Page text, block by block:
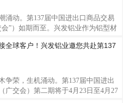
（图为14#厂房送模平台送模口区域
文化的起源与示范物理防线的诞生为
域的意外坠落风险，14#厂房率先在
出要求：机台员工每日检查铁链完好
运作业后必须挂回铁链，形成
涌动。第137届中国进出口商品交易
”）如期而至。兴发铝业作为铝型材
门窗产品及应用解决方案，积极推动
品硬实力和卓越品质服务向全球展示
，加速出海步伐，全力拓展国际市
业展位兴发铝业是中国先进铝型材制
国家制造业单项冠军企业，一直致力
全球客户！兴发铝业邀您共赴第137
争荣，生机涌动。第137届中国进出
广交会）第二期将于4月23日至4月27